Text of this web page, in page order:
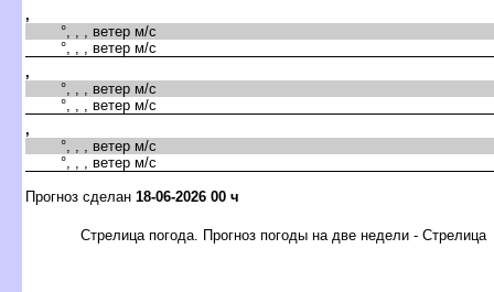
,
°, , , ветер м/с
°, , , ветер м/с
,
°, , , ветер м/с
°, , , ветер м/с
,
°, , , ветер м/с
°, , , ветер м/с
Прогноз сделан 18-06-2026 00 ч
Стрелица погода. Прогноз погоды на две недели - Стрелица